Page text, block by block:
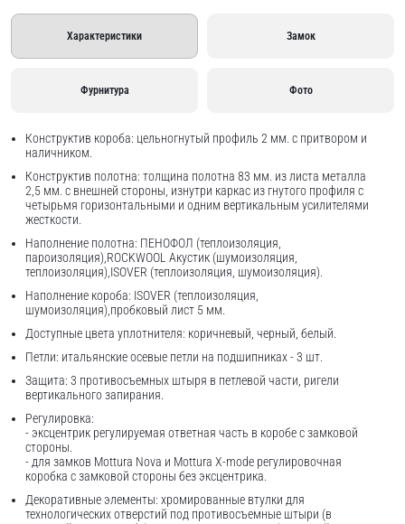
Характеристики Замок
Фурнитура Фото
Конструктив короба: цельногнутый профиль 2 мм. с притвором и
наличником.
Конструктив полотна: толщина полотна 83 мм. из листа металла
2,5 мм. с внешней стороны, изнутри каркас из гнутого профиля с
четырьмя горизонтальными и одним вертикальным усилителями
жесткости.
Наполнение полотна: ПЕНОФОЛ (теплоизоляция,
пароизоляция),ROCKWOOL Акустик (шумоизоляция,
теплоизоляция),ISOVER (теплоизоляция, шумоизоляция).
Наполнение короба: ISOVER (теплоизоляция,
шумоизоляция),пробковый лист 5 мм.
Доступные цвета уплотнителя: коричневый, черный, белый.
Петли: итальянские осевые петли на подшипниках - 3 шт.
Защита: 3 противосъемных штыря в петлевой части, ригели
вертикального запирания.
Регулировка:
- эксцентрик регулируемая ответная часть в коробе с замковой
стороны.
- для замков Mottura Nova и Mottura X-mode регулировочная
коробка с замковой стороны без эксцентрика.
Декоративные элементы: хромированные втулки для
технологических отверстий под противосъемные штыри (в